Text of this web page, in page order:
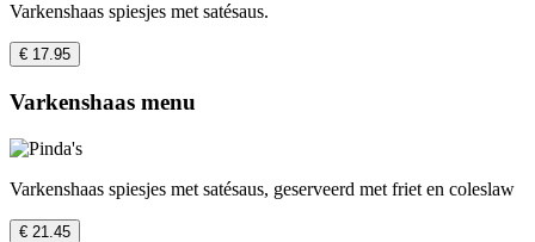
Varkenshaas spiesjes met satésaus.
€ 17.95
Varkenshaas menu
Varkenshaas spiesjes met satésaus, geserveerd met friet en coleslaw
€ 21.45